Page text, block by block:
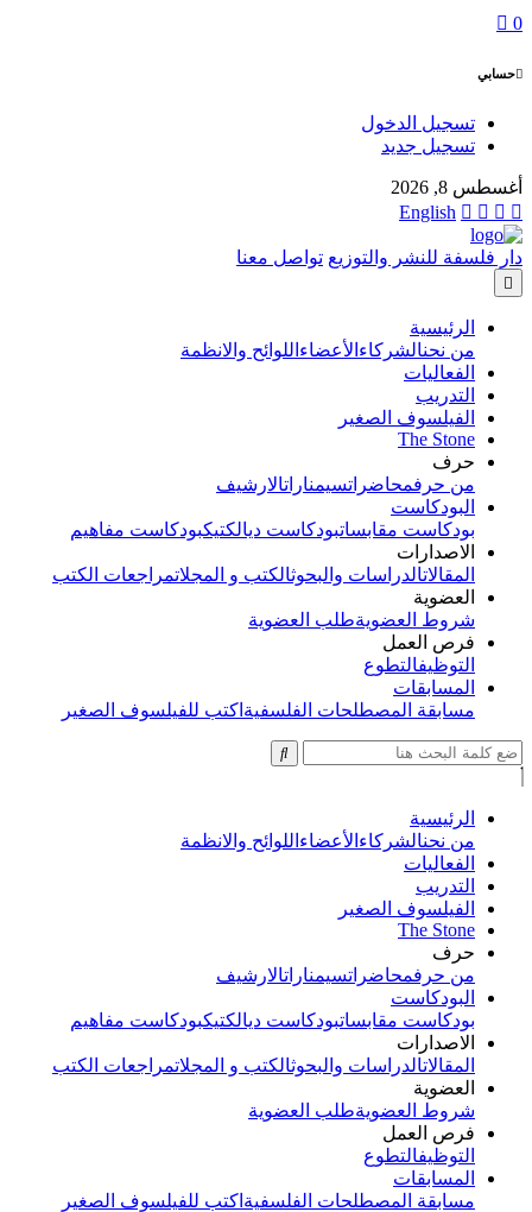
0
حسابي
تسجيل الدخول
تسجيل جديد
أغسطس 8, 2026
English
دار فلسفة للنشر والتوزيع تواصل معنا
الرئيسية
من نحنالشركاء الأعضاء اللوائح والانظمة
الفعاليات
التدريب
الفيلسوف الصغير
The Stone
حرف
من حرفمحاضراتسيمناراتالارشيف
البودكاست
بودكاست مقابساتبودكاست ديالكتيكبودكاست مفاهيم
الاصدارات
المقالاتالدراسات والبحوثالكتب و المجلاتمراجعات الكتب
العضوية
شروط العضويةطلب العضوية
فرص العمل
التوظيفالتطوع
المسابقات
مسابقة المصطلحات الفلسفية اكتب للفيلسوف الصغير
الرئيسية
من نحنالشركاء الأعضاء اللوائح والانظمة
الفعاليات
التدريب
الفيلسوف الصغير
The Stone
حرف
من حرفمحاضراتسيمناراتالارشيف
البودكاست
بودكاست مقابساتبودكاست ديالكتيكبودكاست مفاهيم
الاصدارات
المقالاتالدراسات والبحوثالكتب و المجلاتمراجعات الكتب
العضوية
شروط العضويةطلب العضوية
فرص العمل
التوظيفالتطوع
المسابقات
مسابقة المصطلحات الفلسفية اكتب للفيلسوف الصغير